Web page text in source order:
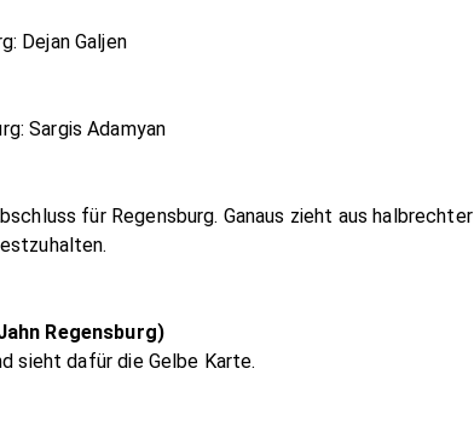
Dejan Galjen
Sargis Adamyan
für Regensburg. Ganaus zieht aus
Regensburg)
sieht dafür die Gelbe Karte.